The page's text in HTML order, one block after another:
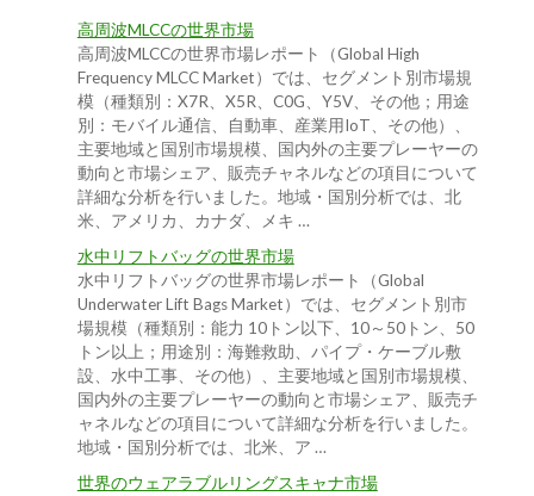
高周波MLCCの世界市場
高周波MLCCの世界市場レポート（Global High
Frequency MLCC Market）では、セグメント別市場規
模（種類別：X7R、X5R、C0G、Y5V、その他；用途
別：モバイル通信、自動車、産業用IoT、その他）、
主要地域と国別市場規模、国内外の主要プレーヤーの
動向と市場シェア、販売チャネルなどの項目について
詳細な分析を行いました。地域・国別分析では、北
米、アメリカ、カナダ、メキ …
水中リフトバッグの世界市場
水中リフトバッグの世界市場レポート（Global
Underwater Lift Bags Market）では、セグメント別市
場規模（種類別：能力 10トン以下、10～50トン、50
トン以上；用途別：海難救助、パイプ・ケーブル敷
設、水中工事、その他）、主要地域と国別市場規模、
国内外の主要プレーヤーの動向と市場シェア、販売チ
ャネルなどの項目について詳細な分析を行いました。
地域・国別分析では、北米、ア …
世界のウェアラブルリングスキャナ市場